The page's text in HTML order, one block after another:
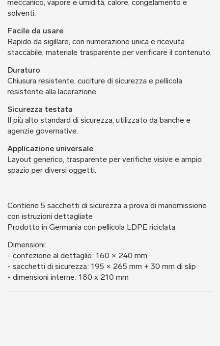
meccanico, vapore e umidità, calore, congelamento e
solventi.
Facile da usare
Rapido da sigillare, con numerazione unica e ricevuta
staccabile, materiale trasparente per verificare il contenuto.
Duraturo
Chiusura resistente, cuciture di sicurezza e pellicola
resistente alla lacerazione.
Sicurezza testata
Il più alto standard di sicurezza, utilizzato da banche e
agenzie governative.
Applicazione universale
Layout generico, trasparente per verifiche visive e ampio
spazio per diversi oggetti.
Contiene 5 sacchetti di sicurezza a prova di manomissione
con istruzioni dettagliate
Prodotto in Germania con pellicola LDPE riciclata
Dimensioni:
- confezione al dettaglio: 160 × 240 mm
- sacchetti di sicurezza: 195 × 265 mm + 30 mm di slip
- dimensioni interne: 180 x 210 mm